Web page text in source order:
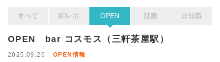
すべて 街レポ OPEN 話題 豆知識
OPEN　bar コスモス（三軒茶屋駅）
2025.09.26 OPEN情報